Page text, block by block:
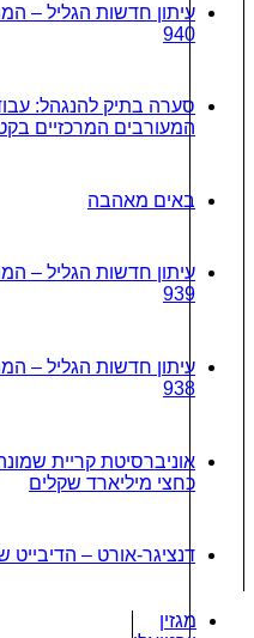
עיתון חדשות הגליל –
940
סערה בתיק להנגהל:
המעורבים המרכזיים
באים מאהבה
עיתון חדשות הגליל –
939
עיתון חדשות הגליל –
938
אוניברסיטת קריית
כחצי מיליארד שקלים
דנציגר-אורט – הדיבייט
מגזין